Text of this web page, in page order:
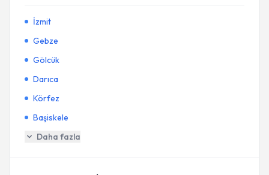
İzmit
Gebze
Gölcük
Darıca
Körfez
Başiskele
Daha fazla